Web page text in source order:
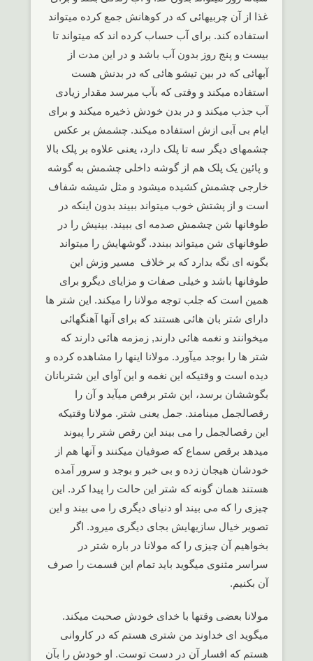
غذا از آن چربیهائی که در کوهانش جمع کرده میتواند
استفاده کند. برای آب حساب کرده اند که میتواند تا
بیست و پنج روز بدون آب باشد و در این مدت از
آبهائی که در بین تیشو هائی که در بدنش هست
استفاده میکند و وقتی که بآب میرسد مقدار زیادی
آب جذب میکند و در بدن خودش ذخیره میکند و برای
ایام بی آبی ازش استفاده میکند. چشمش بر عکس
چشمهای دیگر سه تا پلک دارد، یعنی علاوه بر پلک بالا
و پائین یک پلک هم از گوشه داخلی چشمش به گوشه
خارجی چشمش کشیده میشود و مثل شیشه شفاف
است و از پشتش خوب میتواند ببیند بدون اینکه در
طوفانها شن چشمش صدمه ای ببیند. بینیش را در
طوفانهای شن میتواند ببندد. گوشهایش را میتواند
بگونه ای نگه بدارد که بر خلاف مسیر وزش این
طوفانها باشد و خیلی صفات و مزایای دیگرو برای
همین است که جلب توجه مولانا را میکند. این شتر ها
دارای شتر بان هائی هستند که برای آنها آهنگهائی
میخوانند و نغمه هائی دارند, زمزمه هائی دارند که
شتر ها را بوجد میآورد. مولانا اینها را مشاهده کرده و
دیده است و وقتیکه این نغمه و این آوای این شتربانان
بگوششان برسد، این شتر برقص میآید و آن را
رقصالجمل مینامند. جمل یعنی شتر. مولانا وقتیکه
این رقصالجمل را می بیند این رقص شتر را پیوند
میدهد برقص سماع که صوفیان میکنند و آنها هم از
خودشان هیجان زده و بی خبر و بوجد و سرور آمده
هستند همان گونه که شتر این حالت را پیدا کرد. این
چیزی را که می بیند او دنیای دیگری را می بیند و این
تصویر خیال سازیهایش بجای دیگری میرود. اگر
بخواهیم آن چیزی را که مولانا در باره شتر در
سراسر مثنوی میگوید باید تمام این قسمت را صرف
آن بکنیم.
مولانا بعضی وقتها با خدای خودش صحبت میکند.
میگوید ای خداوند من شتری هستم که در کاروانی
هستم که افسار آن در دست توست. او خودش را بآن